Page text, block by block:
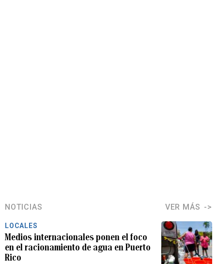
NOTICIAS VER MÁS
LOCALES
Medios internacionales ponen el foco
en el racionamiento de agua en Puerto
Rico